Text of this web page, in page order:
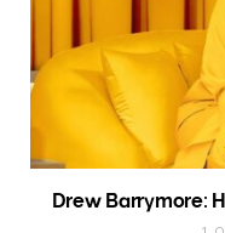
Drew Barrymore: Η